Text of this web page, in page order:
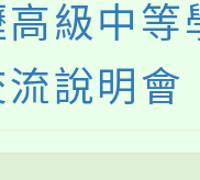
級中等
說明會